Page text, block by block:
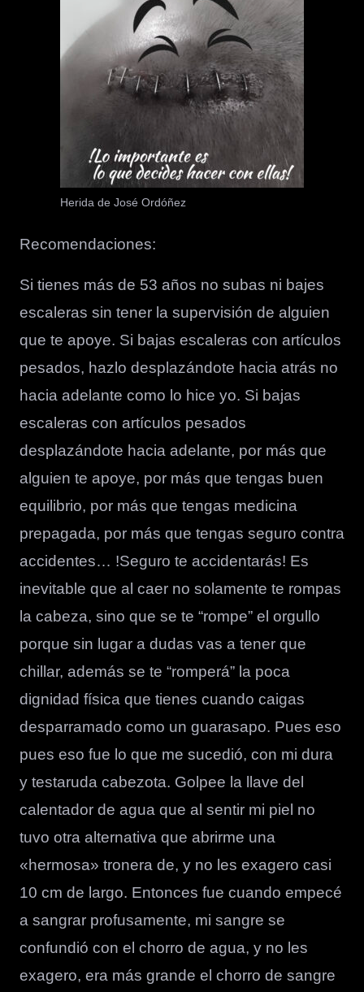
Herida de José Ordóñez
Recomendaciones:
Si tienes más de 53 años no subas ni bajes
escaleras sin tener la supervisión de alguien
que te apoye. Si bajas escaleras con artículos
pesados, hazlo desplazándote hacia atrás no
hacia adelante como lo hice yo. Si bajas
escaleras con artículos pesados
desplazándote hacia adelante, por más que
alguien te apoye, por más que tengas buen
equilibrio, por más que tengas medicina
prepagada, por más que tengas seguro contra
accidentes… !Seguro te accidentarás! Es
inevitable que al caer no solamente te rompas
la cabeza, sino que se te “rompe” el orgullo
porque sin lugar a dudas vas a tener que
chillar, además se te “romperá” la poca
dignidad física que tienes cuando caigas
desparramado como un guarasapo. Pues eso
pues eso fue lo que me sucedió, con mi dura
y testaruda cabezota. Golpee la llave del
calentador de agua que al sentir mi piel no
tuvo otra alternativa que abrirme una
«hermosa» tronera de, y no les exagero casi
10 cm de largo. Entonces fue cuando empecé
a sangrar profusamente, mi sangre se
confundió con el chorro de agua, y no les
exagero, era más grande el chorro de sangre